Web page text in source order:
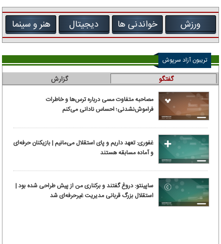
ورزش خواندنی ها دیجیتال هنر و سینما
تریبون آزاد سرپوش
گفتگو گزارش
مصاحبه متفاوت مسی درباره ترس‌ها و خاطرات
فراموش‌نشدنی؛ احساس نادانی می‌کنم
غفوری: تعهد داریم و پای استقلال می‌مانیم | بازیکنان حرفه‌ای
و آماده مسابقه هستند
ساپینتو: دروغ گفتند و برکناری من از پیش طراحی شده بود |
استقلال بزرگ قربانی مدیریت غیرحرفه‌ای شد